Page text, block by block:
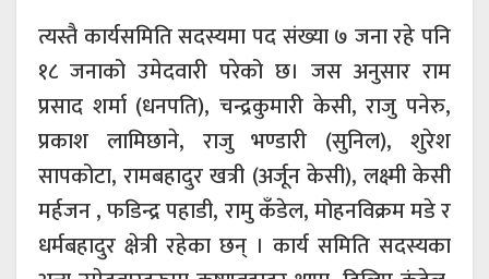
त्यस्तै कार्यसमिति सदस्यमा पद संख्या ७ जना रहे पनि
१८ जनाको उमेदवारी परेको छ। जस अनुसार राम
प्रसाद शर्मा (धनपति), चन्द्रकुमारी केसी, राजु पनेरु,
प्रकाश लामिछाने, राजु भण्डारी (सुनिल), शुरेश
सापकोटा, रामबहादुर खत्री (अर्जून केसी), लक्ष्मी केसी
मर्हजन , फडिन्द्र पहाडी, रामु कँडेल, मोहनविक्रम मडे र
धर्मबहादुर क्षेत्री रहेका छन् । कार्य समिति सदस्यका